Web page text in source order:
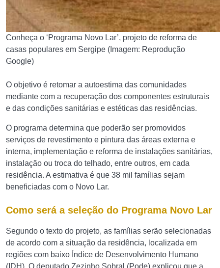
Conheça o ‘Programa Novo Lar’, projeto de reforma de
casas populares em Sergipe (Imagem: Reprodução
Google)
O objetivo é retomar a autoestima das comunidades
mediante com a recuperação dos componentes estruturais
e das condições sanitárias e estéticas das residências.
O programa determina que poderão ser promovidos
serviços de revestimento e pintura das áreas externa e
interna, implementação e reforma de instalações sanitárias,
instalação ou troca do telhado, entre outros, em cada
residência. A estimativa é que 38 mil famílias sejam
beneficiadas com o Novo Lar.
Como será a seleção do Programa Novo Lar
Segundo o texto do projeto, as famílias serão selecionadas
de acordo com a situação da residência, localizada em
regiões com baixo Índice de Desenvolvimento Humano
(IDH). O deputado Zezinho Sobral (Pode) explicou que a